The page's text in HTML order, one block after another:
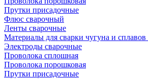
Прутки присадочные
Флюс сварочный
Ленты сварочные
Материалы для сварки чугуна и сплавов
Электроды сварочные
Проволока сплошная
Проволока порошковая
Прутки присадочные